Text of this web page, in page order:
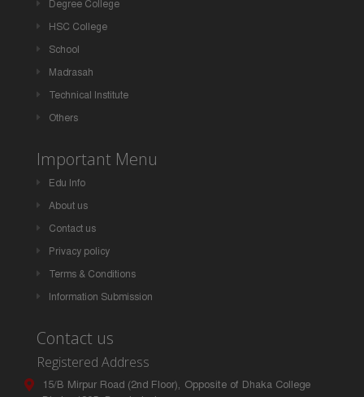
Degree College
HSC College
School
Madrasah
Technical Institute
Others
Important Menu
Edu Info
About us
Contact us
Privacy policy
Terms & Conditions
Information Submission
Contact us
Registered Address
15/B Mirpur Road (2nd Floor), Opposite of Dhaka College